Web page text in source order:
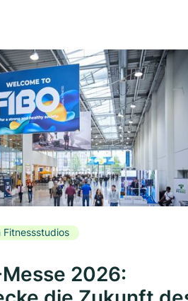
Fitnessstudios
Messe 2026: